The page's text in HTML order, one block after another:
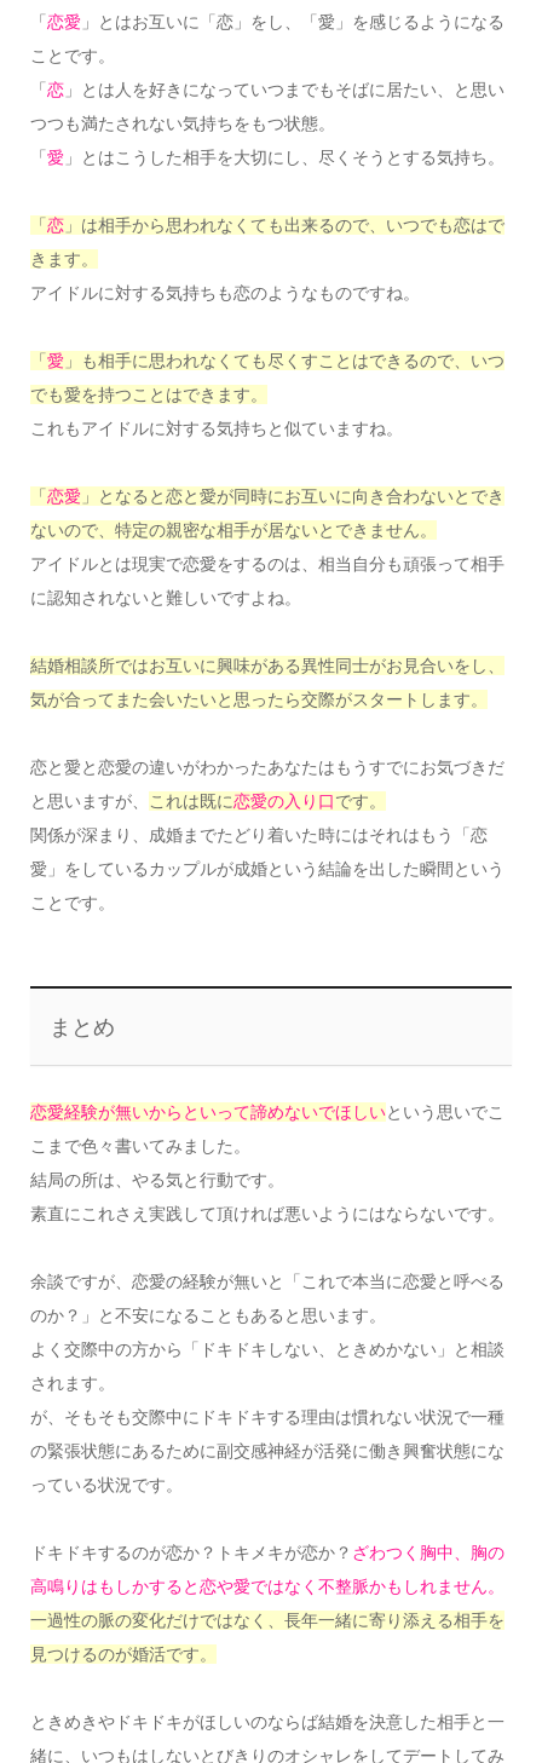
「 恋愛 」とはお互いに「恋」をし、「愛」を感じるようになる
ことです。
「 恋」とは人を好きになっていつまでもそばに居たい、と思い
つつも満たされない気持ちをもつ状態。
「 愛 」とはこうした相手を大切にし、尽くそうとする気持ち。
「 恋」は相手から思われなくても出来るので、いつでも恋はで
きます。
アイドルに対する気持ちも恋のようなものですね。
「 愛 」も相手に思われなくても尽くすことはできるので、いつ
でも愛を持つことはできます。
これもアイドルに対する気持ちと似ていますね。
「 恋愛 」となると恋と愛が同時にお互いに向き合わないとでき
ないので、特定の親密な相手が居ないとできません。
アイドルとは現実で恋愛をするのは、相当自分も頑張って相手
に認知されないと難しいですよね。
結婚相談所ではお互いに興味がある異性同士がお見合いをし、
気が合ってまた会いたいと思ったら交際がスタートします。
恋と愛と恋愛の違いがわかったあなたはもうすでにお気づきだ
と思いますが、
これは既に恋愛の入り口です。
関係が深まり、成婚までたどり着いた時にはそれはもう「恋
愛」をしているカップルが成婚という結論を出した瞬間という
ことです。
まとめ
恋愛経験が無いからといって諦めないでほしいという思いでこ
こまで色々書いてみました。
結局の所は、やる気と行動です。
素直にこれさえ実践して頂ければ悪いようにはならないです。
余談ですが、恋愛の経験が無いと「これで本当に恋愛と呼べる
のか？」と不安になることもあると思います。
よく交際中の方から「ドキドキしない、ときめかない」と相談
されます。
が、そもそも交際中にドキドキする理由は慣れない状況で一種
の緊張状態にあるために副交感神経が活発に働き興奮状態にな
っている状況です。
ドキドキするのが恋か？トキメキが恋か？ ざわつく胸中、胸の
高鳴りはもしかすると恋や愛ではなく不整脈かもしれません。
一過性の脈の変化だけではなく、長年一緒に寄り添える相手を
見つけるのが婚活です。
ときめきやドキドキがほしいのならば結婚を決意した相手と一
緒に、いつもはしないとびきりのオシャレをしてデートしてみ